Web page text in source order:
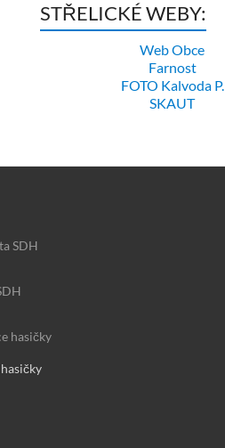
STŘELICKÉ WEBY:
Web Obce
Farnost
FOTO Kalvoda P.
SKAUT
SDH
hasičky